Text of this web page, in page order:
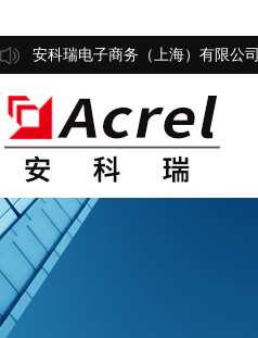
安科瑞电子商务（上海）有限公司